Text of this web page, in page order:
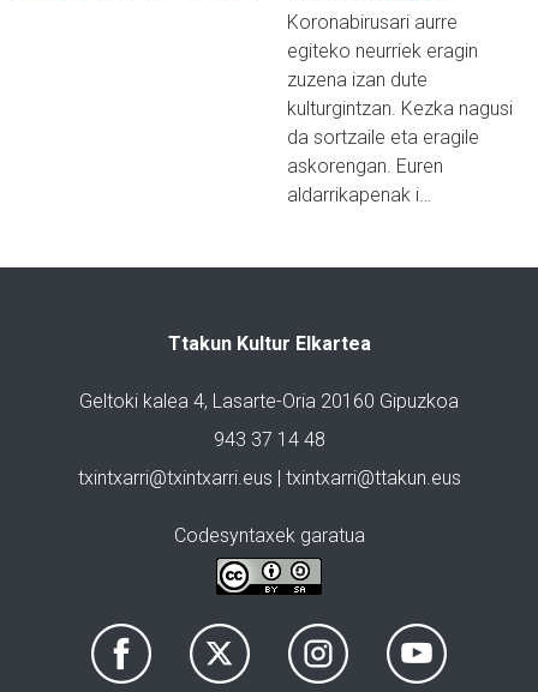
Koronabirusari aurre
egiteko neurriek eragin
zuzena izan dute
kulturgintzan. Kezka nagusi
da sortzaile eta eragile
askorengan. Euren
aldarrikapenak i…
Ttakun Kultur Elkartea
Geltoki kalea 4, Lasarte-Oria 20160 Gipuzkoa
943 37 14 48
txintxarri@txintxarri.eus | txintxarri@ttakun.eus
Codesyntaxek garatua